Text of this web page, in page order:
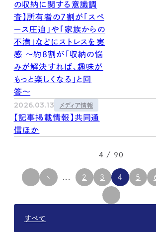
すべて
の収納に関する意識調
査】所有者の7割が「スペ
ース圧迫」や「家族からの
不満」などにストレスを実
感 〜約8割が「収納の悩
みが解決すれば、趣味が
もっと楽しくなる」と回
答〜
2026.03.13 メディア情報
【記事掲載情報】共同通
信ほか
4 / 90
2 3 4 5